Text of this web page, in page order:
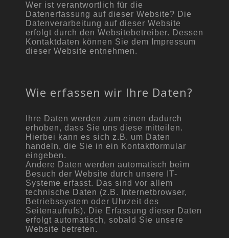
Wer ist verantwortlich für die
Datenerfassung auf dieser Website? Die
Datenverarbeitung auf dieser Website
erfolgt durch den Websitebetreiber. Dessen
Kontaktdaten können Sie dem Impressum
dieser Website entnehmen.
Wie erfassen wir Ihre Daten?
Ihre Daten werden zum einen dadurch
erhoben, dass Sie uns diese mitteilen.
Hierbei kann es sich z.B. um Daten
handeln, die Sie in ein Kontaktformular
eingeben.
Andere Daten werden automatisch beim
Besuch der Website durch unsere IT-
Systeme erfasst. Das sind vor allem
technische Daten (z.B. Internetbrowser,
Betriebssystem oder Uhrzeit des
Seitenaufrufs). Die Erfassung dieser Daten
erfolgt automatisch, sobald Sie unsere
Website betreten.